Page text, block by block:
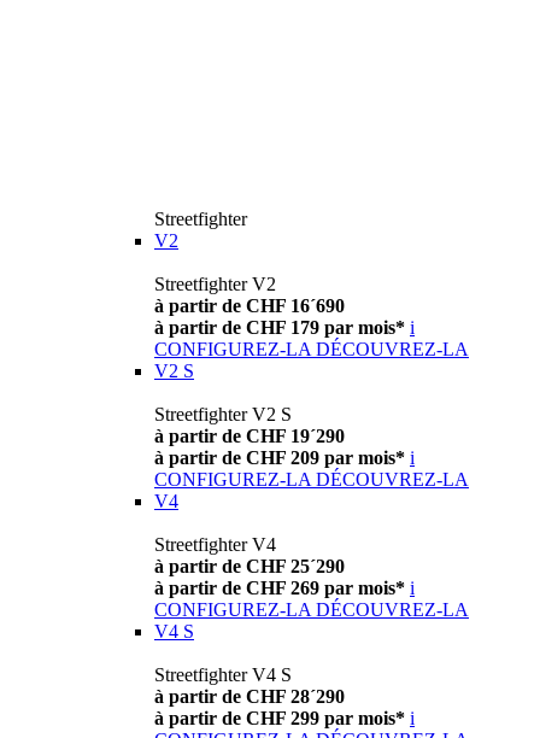
Streetfighter
V2
Streetfighter V2
à partir de CHF 16´690
à partir de CHF 179 par mois* i
CONFIGUREZ-LA DÉCOUVREZ-LA
V2 S
Streetfighter V2 S
à partir de CHF 19´290
à partir de CHF 209 par mois* i
CONFIGUREZ-LA DÉCOUVREZ-LA
V4
Streetfighter V4
à partir de CHF 25´290
à partir de CHF 269 par mois* i
CONFIGUREZ-LA DÉCOUVREZ-LA
V4 S
Streetfighter V4 S
à partir de CHF 28´290
à partir de CHF 299 par mois* i